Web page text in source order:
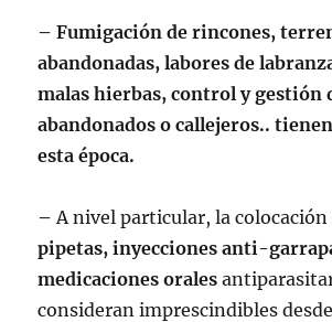
– Fumigación de rincones,
abandonadas, labores de
malas hierbas, control y gestión
abandonados o callejeros..
esta época.
– A nivel particular, la
pipetas, inyecciones anti-
medicaciones orales
consideran imprescindibles